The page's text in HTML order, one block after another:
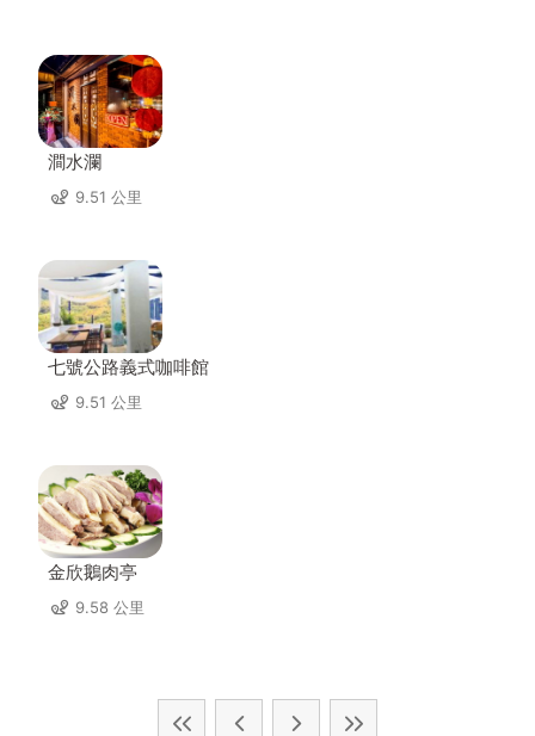
澗水瀾
9.51 公里
七號公路義式咖啡館
9.51 公里
金欣鵝肉亭
9.58 公里